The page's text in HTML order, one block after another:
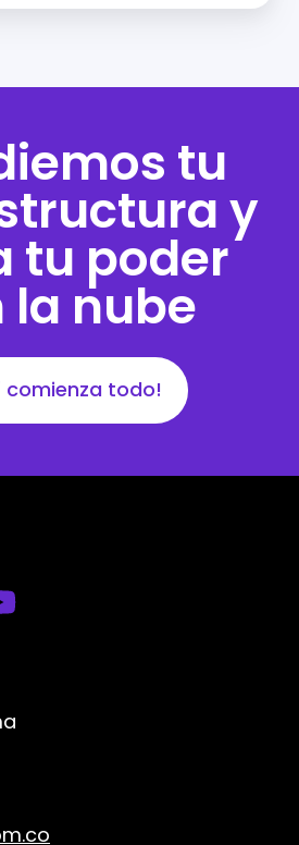
tu
y
tu poder
la nube
comienza todo!